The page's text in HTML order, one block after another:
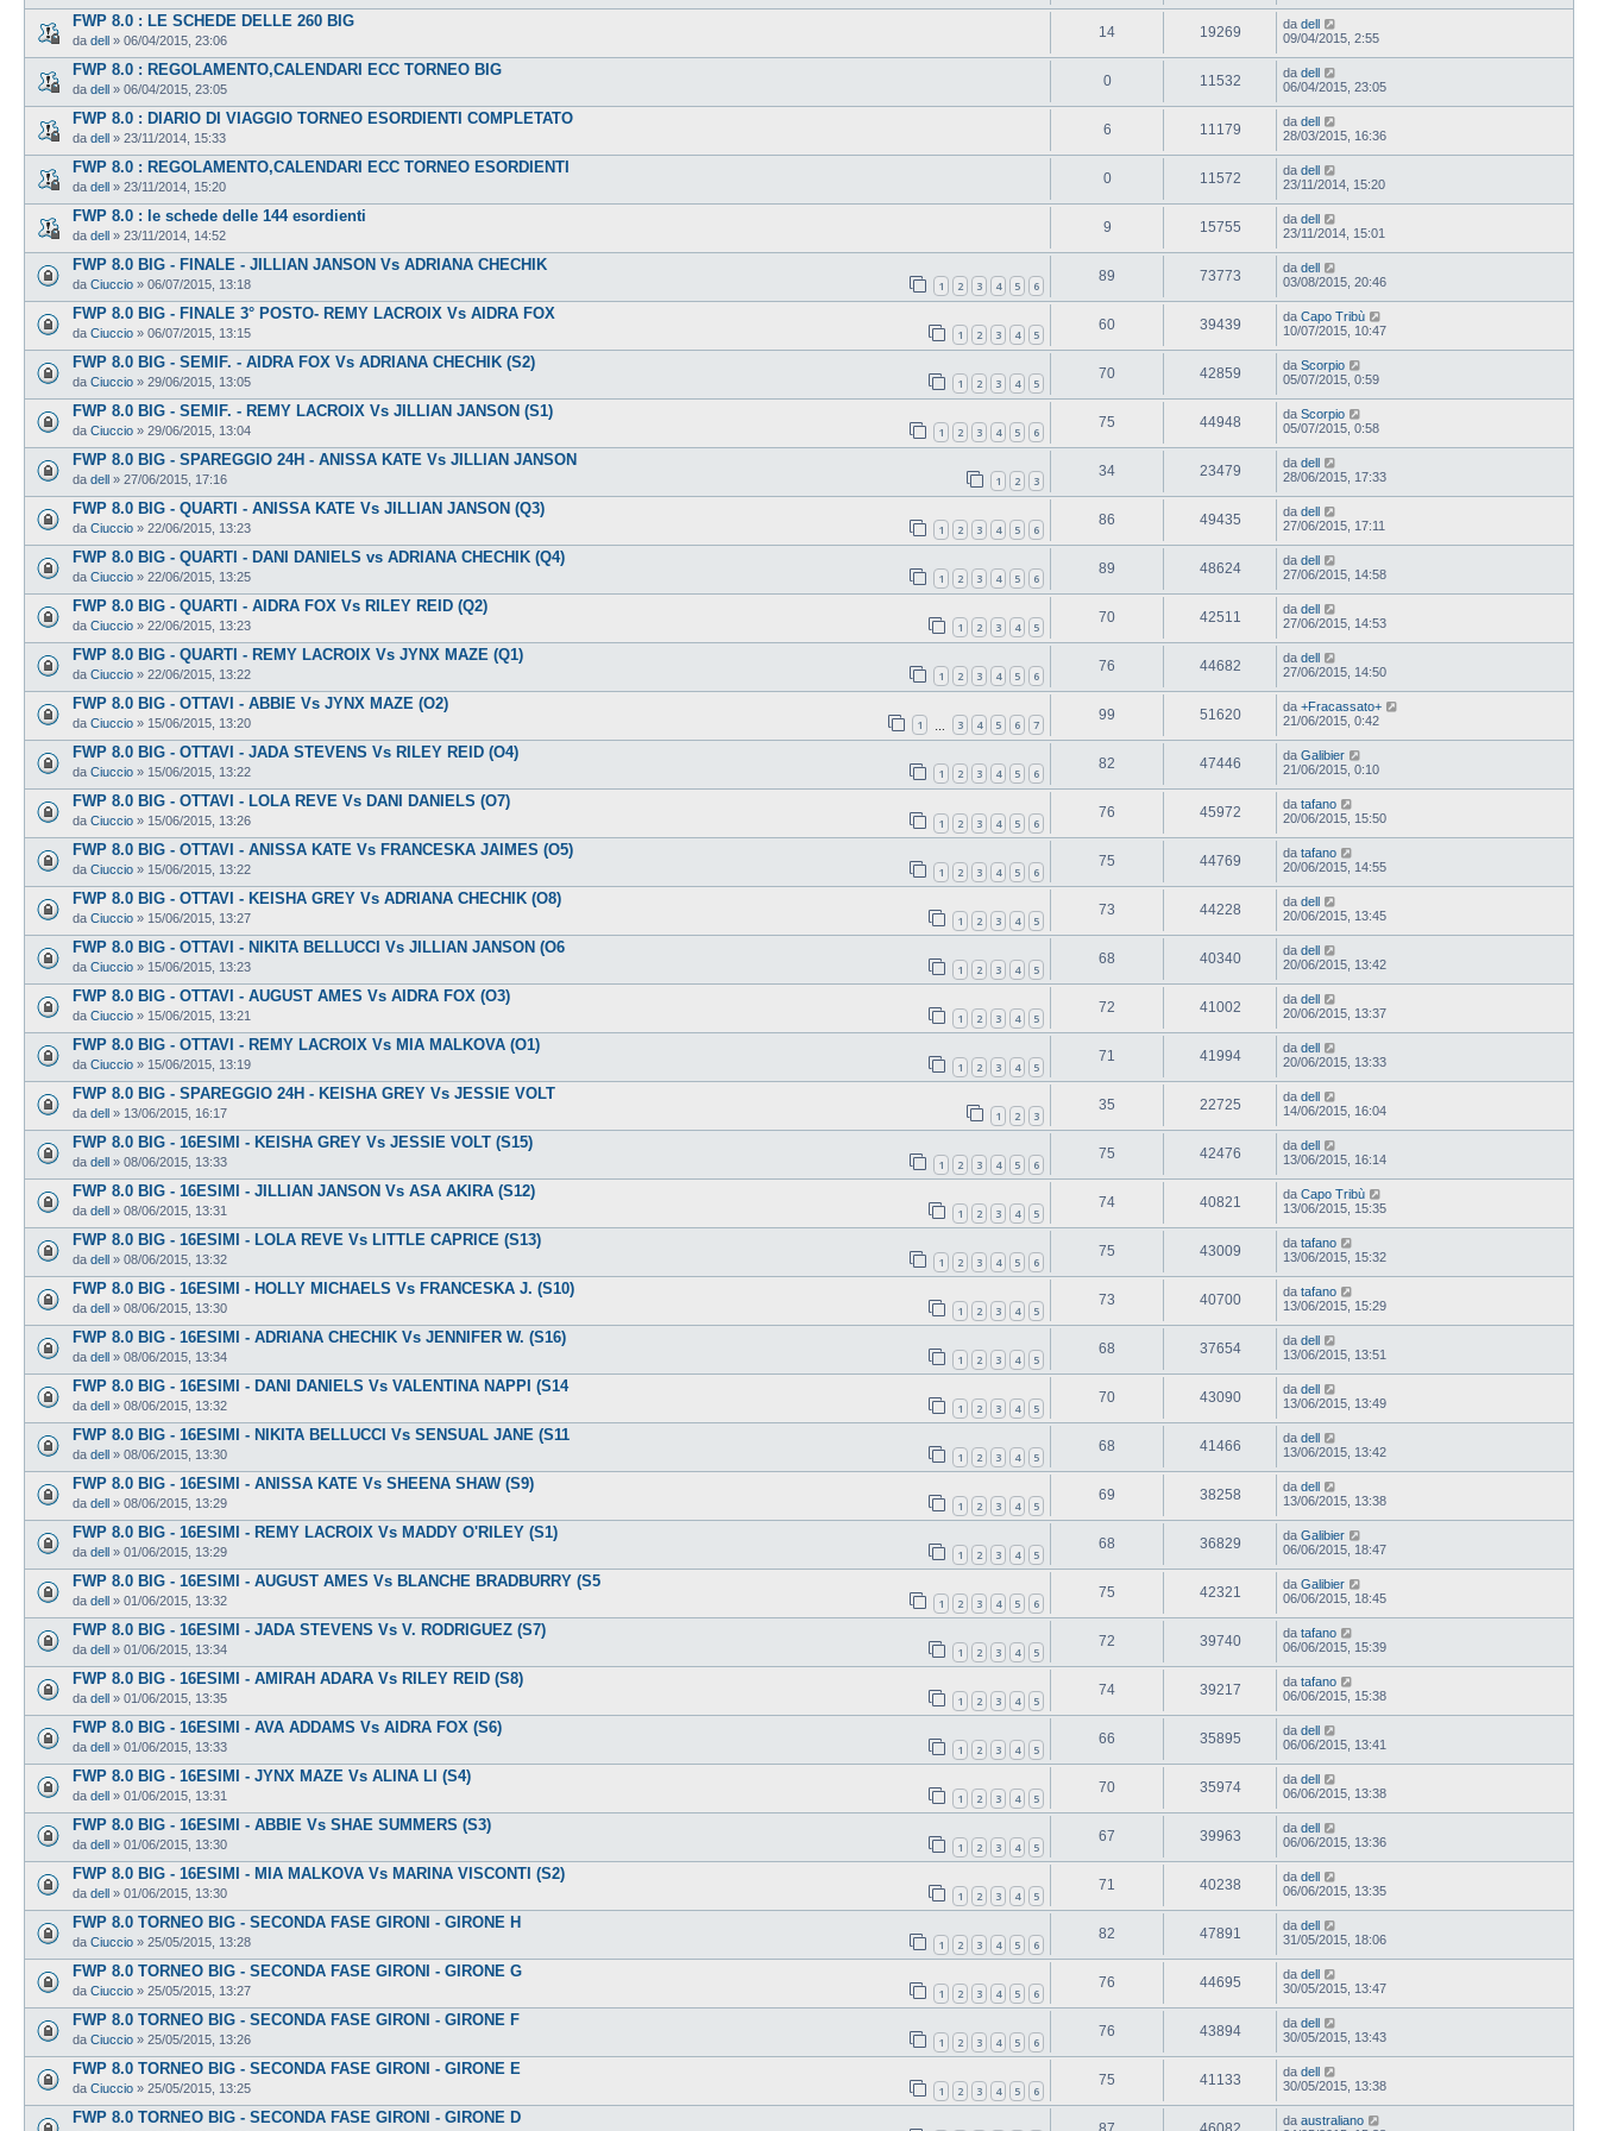
FWP 8.0 : LE SCHEDE DELLE 260 BIG
da dell » 06/04/2015, 23:06
14 19269 da dell
09/04/2015, 2:55
FWP 8.0 : REGOLAMENTO,CALENDARI ECC TORNEO BIG
da dell » 06/04/2015, 23:05
0 11532 da dell
06/04/2015, 23:05
FWP 8.0 : DIARIO DI VIAGGIO TORNEO ESORDIENTI COMPLETATO
da dell » 23/11/2014, 15:33
6 11179 da dell
28/03/2015, 16:36
FWP 8.0 : REGOLAMENTO,CALENDARI ECC TORNEO ESORDIENTI
da dell » 23/11/2014, 15:20
0 11572 da dell
23/11/2014, 15:20
FWP 8.0 : le schede delle 144 esordienti
da dell » 23/11/2014, 14:52
9 15755 da dell
23/11/2014, 15:01
FWP 8.0 BIG - FINALE - JILLIAN JANSON Vs ADRIANA CHECHIK
da Ciuccio » 06/07/2015, 13:18 1 2 3 4 5 6
89 73773 da dell
03/08/2015, 20:46
FWP 8.0 BIG - FINALE 3° POSTO- REMY LACROIX Vs AIDRA FOX
da Ciuccio » 06/07/2015, 13:15 1 2 3 4 5
60 39439 da Capo Tribù
10/07/2015, 10:47
FWP 8.0 BIG - SEMIF. - AIDRA FOX Vs ADRIANA CHECHIK (S2)
da Ciuccio » 29/06/2015, 13:05 1 2 3 4 5
70 42859 da Scorpio
05/07/2015, 0:59
FWP 8.0 BIG - SEMIF. - REMY LACROIX Vs JILLIAN JANSON (S1)
da Ciuccio » 29/06/2015, 13:04 1 2 3 4 5 6
75 44948 da Scorpio
05/07/2015, 0:58
FWP 8.0 BIG - SPAREGGIO 24H - ANISSA KATE Vs JILLIAN JANSON
da dell » 27/06/2015, 17:16 1 2 3
34 23479 da dell
28/06/2015, 17:33
FWP 8.0 BIG - QUARTI - ANISSA KATE Vs JILLIAN JANSON (Q3)
da Ciuccio » 22/06/2015, 13:23 1 2 3 4 5 6
86 49435 da dell
27/06/2015, 17:11
FWP 8.0 BIG - QUARTI - DANI DANIELS vs ADRIANA CHECHIK (Q4)
da Ciuccio » 22/06/2015, 13:25 1 2 3 4 5 6
89 48624 da dell
27/06/2015, 14:58
FWP 8.0 BIG - QUARTI - AIDRA FOX Vs RILEY REID (Q2)
da Ciuccio » 22/06/2015, 13:23 1 2 3 4 5
70 42511 da dell
27/06/2015, 14:53
FWP 8.0 BIG - QUARTI - REMY LACROIX Vs JYNX MAZE (Q1)
da Ciuccio » 22/06/2015, 13:22 1 2 3 4 5 6
76 44682 da dell
27/06/2015, 14:50
FWP 8.0 BIG - OTTAVI - ABBIE Vs JYNX MAZE (O2)
da Ciuccio » 15/06/2015, 13:20 1 3 4 5 6 7
99 51620 da +Fracassato+
21/06/2015, 0:42
FWP 8.0 BIG - OTTAVI - JADA STEVENS Vs RILEY REID (O4)
da Ciuccio » 15/06/2015, 13:22 1 2 3 4 5 6
82 47446 da Galibier
21/06/2015, 0:10
FWP 8.0 BIG - OTTAVI - LOLA REVE Vs DANI DANIELS (O7)
da Ciuccio » 15/06/2015, 13:26 1 2 3 4 5 6
76 45972 da tafano
20/06/2015, 15:50
FWP 8.0 BIG - OTTAVI - ANISSA KATE Vs FRANCESKA JAIMES (O5)
da Ciuccio » 15/06/2015, 13:22 1 2 3 4 5 6
75 44769 da tafano
20/06/2015, 14:55
FWP 8.0 BIG - OTTAVI - KEISHA GREY Vs ADRIANA CHECHIK (O8)
da Ciuccio » 15/06/2015, 13:27 1 2 3 4 5
73 44228 da dell
20/06/2015, 13:45
FWP 8.0 BIG - OTTAVI - NIKITA BELLUCCI Vs JILLIAN JANSON (O6
da Ciuccio » 15/06/2015, 13:23 1 2 3 4 5
68 40340 da dell
20/06/2015, 13:42
FWP 8.0 BIG - OTTAVI - AUGUST AMES Vs AIDRA FOX (O3)
da Ciuccio » 15/06/2015, 13:21 1 2 3 4 5
72 41002 da dell
20/06/2015, 13:37
FWP 8.0 BIG - OTTAVI - REMY LACROIX Vs MIA MALKOVA (O1)
da Ciuccio » 15/06/2015, 13:19 1 2 3 4 5
71 41994 da dell
20/06/2015, 13:33
FWP 8.0 BIG - SPAREGGIO 24H - KEISHA GREY Vs JESSIE VOLT
da dell » 13/06/2015, 16:17 1 2 3
35 22725 da dell
14/06/2015, 16:04
FWP 8.0 BIG - 16ESIMI - KEISHA GREY Vs JESSIE VOLT (S15)
da dell » 08/06/2015, 13:33 1 2 3 4 5 6
75 42476 da dell
13/06/2015, 16:14
FWP 8.0 BIG - 16ESIMI - JILLIAN JANSON Vs ASA AKIRA (S12)
da dell » 08/06/2015, 13:31 1 2 3 4 5
74 40821 da Capo Tribù
13/06/2015, 15:35
FWP 8.0 BIG - 16ESIMI - LOLA REVE Vs LITTLE CAPRICE (S13)
da dell » 08/06/2015, 13:32 1 2 3 4 5 6
75 43009 da tafano
13/06/2015, 15:32
FWP 8.0 BIG - 16ESIMI - HOLLY MICHAELS Vs FRANCESKA J. (S10)
da dell » 08/06/2015, 13:30 1 2 3 4 5
73 40700 da tafano
13/06/2015, 15:29
FWP 8.0 BIG - 16ESIMI - ADRIANA CHECHIK Vs JENNIFER W. (S16)
da dell » 08/06/2015, 13:34 1 2 3 4 5
68 37654 da dell
13/06/2015, 13:51
FWP 8.0 BIG - 16ESIMI - DANI DANIELS Vs VALENTINA NAPPI (S14
da dell » 08/06/2015, 13:32 1 2 3 4 5
70 43090 da dell
13/06/2015, 13:49
FWP 8.0 BIG - 16ESIMI - NIKITA BELLUCCI Vs SENSUAL JANE (S11
da dell » 08/06/2015, 13:30 1 2 3 4 5
68 41466 da dell
13/06/2015, 13:42
FWP 8.0 BIG - 16ESIMI - ANISSA KATE Vs SHEENA SHAW (S9)
da dell » 08/06/2015, 13:29 1 2 3 4 5
69 38258 da dell
13/06/2015, 13:38
FWP 8.0 BIG - 16ESIMI - REMY LACROIX Vs MADDY O'RILEY (S1)
da dell » 01/06/2015, 13:29 1 2 3 4 5
68 36829 da Galibier
06/06/2015, 18:47
FWP 8.0 BIG - 16ESIMI - AUGUST AMES Vs BLANCHE BRADBURRY (S5
da dell » 01/06/2015, 13:32 1 2 3 4 5 6
75 42321 da Galibier
06/06/2015, 18:45
FWP 8.0 BIG - 16ESIMI - JADA STEVENS Vs V. RODRIGUEZ (S7)
da dell » 01/06/2015, 13:34 1 2 3 4 5
72 39740 da tafano
06/06/2015, 15:39
FWP 8.0 BIG - 16ESIMI - AMIRAH ADARA Vs RILEY REID (S8)
da dell » 01/06/2015, 13:35 1 2 3 4 5
74 39217 da tafano
06/06/2015, 15:38
FWP 8.0 BIG - 16ESIMI - AVA ADDAMS Vs AIDRA FOX (S6)
da dell » 01/06/2015, 13:33 1 2 3 4 5
66 35895 da dell
06/06/2015, 13:41
FWP 8.0 BIG - 16ESIMI - JYNX MAZE Vs ALINA LI (S4)
da dell » 01/06/2015, 13:31 1 2 3 4 5
70 35974 da dell
06/06/2015, 13:38
FWP 8.0 BIG - 16ESIMI - ABBIE Vs SHAE SUMMERS (S3)
da dell » 01/06/2015, 13:30 1 2 3 4 5
67 39963 da dell
06/06/2015, 13:36
FWP 8.0 BIG - 16ESIMI - MIA MALKOVA Vs MARINA VISCONTI (S2)
da dell » 01/06/2015, 13:30 1 2 3 4 5
71 40238 da dell
06/06/2015, 13:35
FWP 8.0 TORNEO BIG - SECONDA FASE GIRONI - GIRONE H
da Ciuccio » 25/05/2015, 13:28 1 2 3 4 5 6
82 47891 da dell
31/05/2015, 18:06
FWP 8.0 TORNEO BIG - SECONDA FASE GIRONI - GIRONE G
da Ciuccio » 25/05/2015, 13:27 1 2 3 4 5 6
76 44695 da dell
30/05/2015, 13:47
FWP 8.0 TORNEO BIG - SECONDA FASE GIRONI - GIRONE F
da Ciuccio » 25/05/2015, 13:26 1 2 3 4 5 6
76 43894 da dell
30/05/2015, 13:43
FWP 8.0 TORNEO BIG - SECONDA FASE GIRONI - GIRONE E
da Ciuccio » 25/05/2015, 13:25 1 2 3 4 5 6
75 41133 da dell
30/05/2015, 13:38
FWP 8.0 TORNEO BIG - SECONDA FASE GIRONI - GIRONE D da australiano